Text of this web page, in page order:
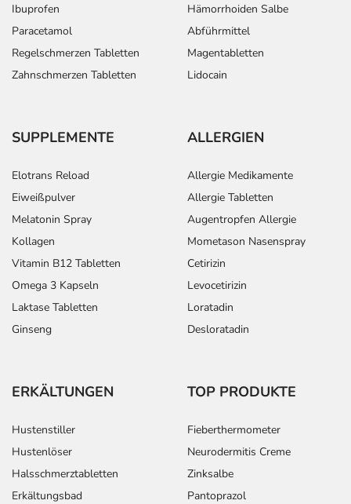
Ibuprofen
Paracetamol
Regelschmerzen Tabletten
Zahnschmerzen Tabletten
Hämorrhoiden Salbe
Abführmittel
Magentabletten
Lidocain
SUPPLEMENTE
Elotrans Reload
Eiweißpulver
Melatonin Spray
Kollagen
Vitamin B12 Tabletten
Omega 3 Kapseln
Laktase Tabletten
Ginseng
ALLERGIEN
Allergie Medikamente
Allergie Tabletten
Augentropfen Allergie
Mometason Nasenspray
Cetirizin
Levocetirizin
Loratadin
Desloratadin
ERKÄLTUNGEN
Hustenstiller
Hustenlöser
Halsschmerztabletten
Erkältungsbad
TOP PRODUKTE
Fieberthermometer
Neurodermitis Creme
Zinksalbe
Pantoprazol